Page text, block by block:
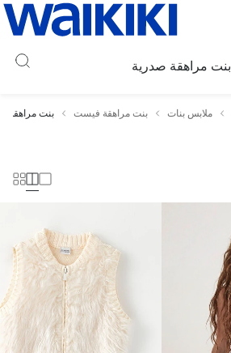
بنت مراهقة صدرية
ملابس بنات بنت مراهقة فيست بنت مراهقة